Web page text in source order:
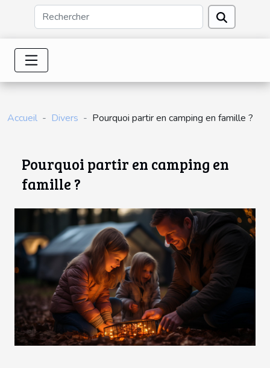
Accueil Divers Pourquoi partir en camping en famille ?
Pourquoi partir en camping en
famille ?